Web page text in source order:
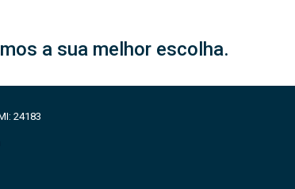
a sua melhor escolha.
24183